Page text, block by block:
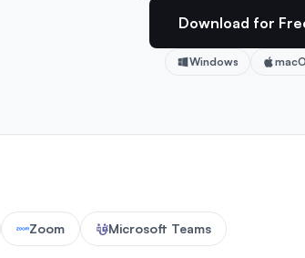
Download for
Windows
Zoom Microsoft Teams